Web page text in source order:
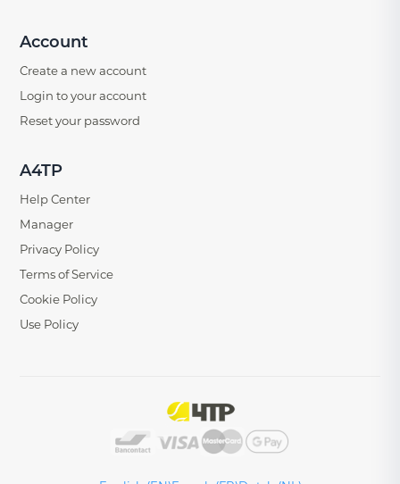
Account
Create a new account
Login to your account
Reset your password
A4TP
Help Center
Manager
Privacy Policy
Terms of Service
Cookie Policy
Use Policy